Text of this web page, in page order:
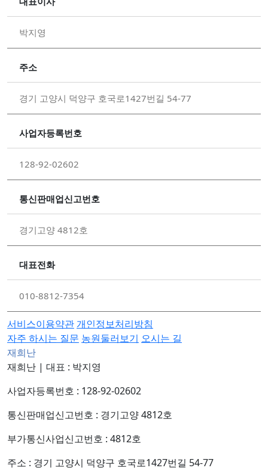
박지영
주소
경기 고양시 덕양구 호국로1427번길 54-77
사업자등록번호
128-92-02602
통신판매업신고번호
경기고양 4812호
대표전화
010-8812-7354
서비스이용약관 개인정보처리방침
자주 하시는 질문 농원둘러보기 오시는 길
재희난
재희난 | 대표 : 박지영
사업자등록번호 : 128-92-02602
통신판매업신고번호 : 경기고양 4812호
부가통신사업신고번호 : 4812호
주소 : 경기 고양시 덕양구 호국로1427번길 54-77